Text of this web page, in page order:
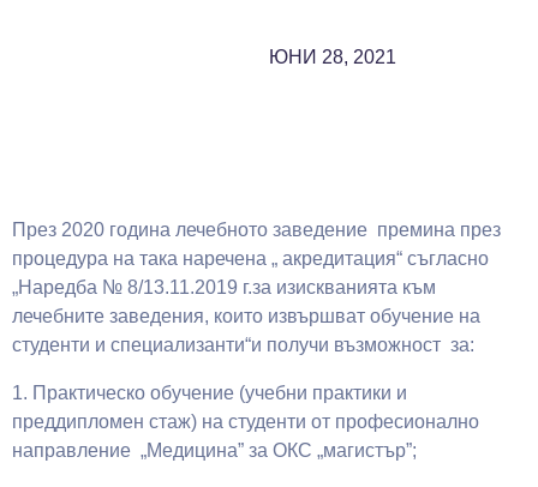
ЮНИ 28, 2021
През 2020 година лечебното заведение премина през
процедура на така наречена „ акредитация“ съгласно
„Наредба № 8/13.11.2019 г.за изискванията към
лечебните заведения, които извършват обучение на
студенти и специализанти“и получи възможност за:
1. Практическо обучение (учебни практики и
преддипломен стаж) на студенти от професионално
направление „Медицина” за ОКС „магистър”;